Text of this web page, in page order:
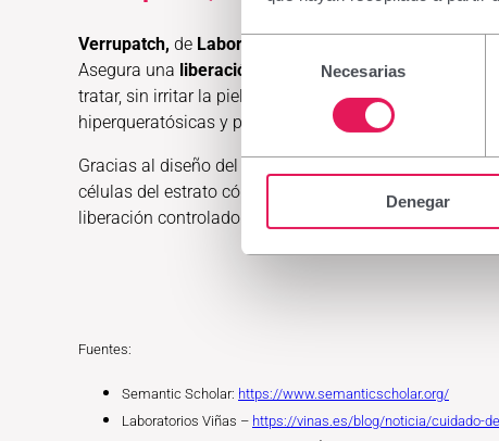
Selección
de
consentimiento
Necesarias
Denegar
Verrupatch, de Laboratorios Viñas,
parche de
Asegura una liberación local de ácido salicílico
tratar, sin irritar la piel sana. Con Matriz Keraya,
hiperqueratósicas y potencia la absorción de los
Gracias al diseño del parche de
células del estrato córneo sin dañar las células de
liberación controlado de ácido salicílico.
Fuentes:
Semantic Scholar: https://www.semanticscholar.org/
Laboratorios Viñas – https://vinas.es/blog/noticia/cuidado-